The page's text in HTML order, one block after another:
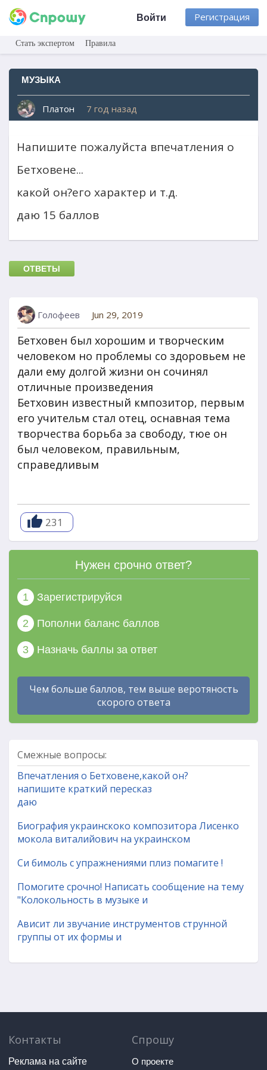
Регистрация
Войти
Стать экспертом Правила
МУЗЫКА
Платон 7 год назад
Напишите пожалуйста впечатления о
Бетховене...
какой он?его характер и т.д.
даю 15 баллов
ОТВЕТЫ
Голофеев Jun 29, 2019
Бетховен был хорошим и творческим
человеком но проблемы со здоровьем не
дали ему долгой жизни он сочинял
отличные произведения
Бетховин известный кмпозитор, первым
его учительм стал отец, оснавная тема
творчества борьба за свободу, тюе он
был человеком, правильным,
справедливым
231
Нужен срочно ответ?
1 Зарегистрируйся
2 Пополни баланс баллов
3 Назначь баллы за ответ
Чем больше баллов, тем выше веротяность
скорого ответа
Смежные вопросы:
Впечатления о Бетховене,какой он?
напишите краткий пересказ
даю
Биография украинскоко композитора Лисенко
мокола виталийович на украинском
Си бимоль с упражнениями плиз помагите !
Помогите срочно! Написать сообщение на тему
"Колокольность в музыке и
Ависит ли звучание инструментов струнной
группы от их формы и
Контакты
Реклама на сайте
Спрошу
О проекте